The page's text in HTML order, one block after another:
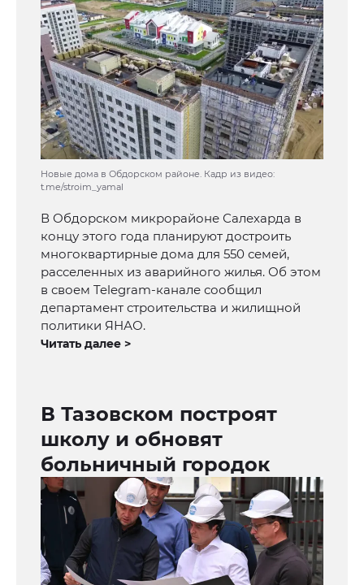
Новые дома в Обдорском районе. Кадр из видео:
t.me/stroim_yamal
В Обдорском микрорайоне Салехарда в
концу этого года планируют достроить
многоквартирные дома для 550 семей,
расселенных из аварийного жилья. Об этом
в своем Telegram-канале сообщил
департамент строительства и жилищной
политики ЯНАО.
Читать далее >
В Тазовском построят
школу и обновят
больничный городок